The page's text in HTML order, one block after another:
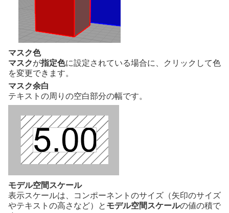
マスク色
マスクが指定色に設定されている場合に、クリックして色
を変更できます。
マスク余白
テキストの周りの空白部分の幅です。
モデル空間スケール
表示スケールは、コンポーネントのサイズ（矢印のサイズ
やテキストの高さなど）とモデル空間スケールの値の積で